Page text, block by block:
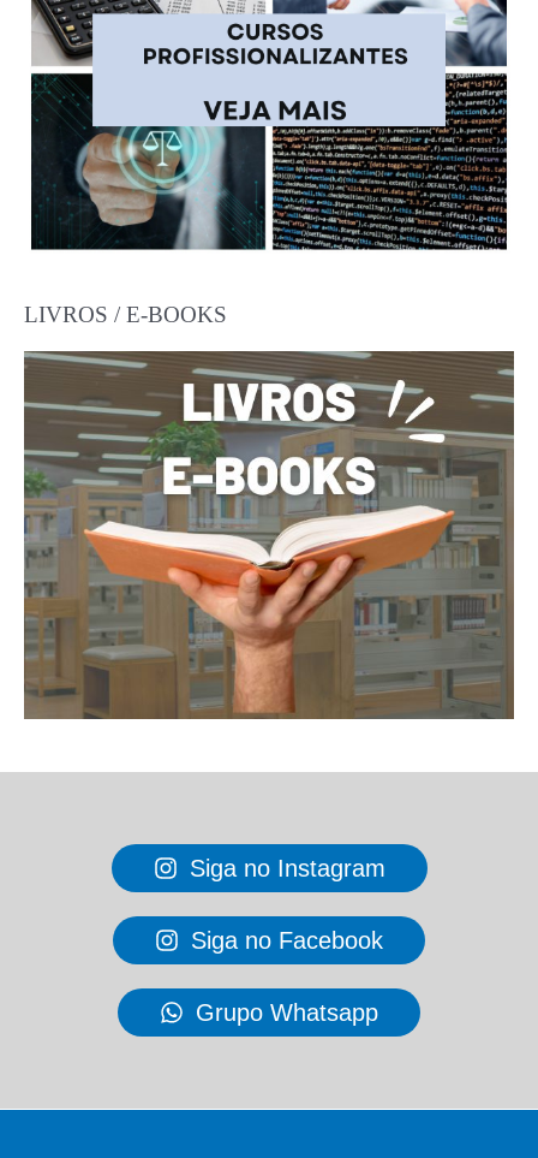
LIVROS / E-BOOKS
Siga no Instagram
Siga no Facebook
Grupo Whatsapp